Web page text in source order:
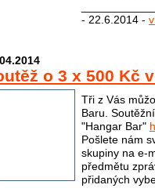
- 22.6.2014 -
o 3 x 500 Kč
Tři z Vás
Baru.
"Hangar Bar"
Pošlete nám
skupiny na e-
předmětu
přidaných